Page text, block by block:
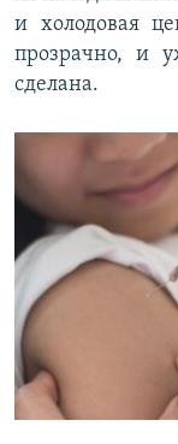
и холодовая
прозрачно, и
сделана.